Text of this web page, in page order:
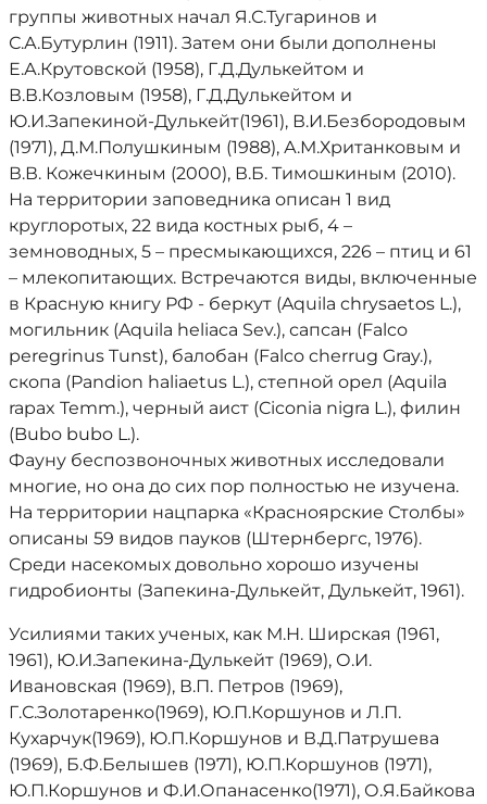
группы животных начал Я.С.Тугаринов и
С.А.Бутурлин (1911). Затем они были дополнены
Е.А.Крутовской (1958), Г.Д.Дулькейтом и
В.В.Козловым (1958), Г.Д.Дулькейтом и
Ю.И.Запекиной-Дулькейт(1961), В.И.Безбородовым
(1971), Д.М.Полушкиным (1988), А.М.Хританковым и
В.В. Кожечкиным (2000), В.Б. Тимошкиным (2010).
На территории заповедника описан 1 вид
круглоротых, 22 вида костных рыб, 4 –
земноводных, 5 – пресмыкающихся, 226 – птиц и 61
– млекопитающих. Встречаются виды, включенные
в Красную книгу РФ - беркут (Aquila chrysaetos L.),
могильник (Aquila heliaca Sev.), сапсан (Falco
peregrinus Tunst), балобан (Falco cherrug Gray.),
скопа (Pandion haliaetus L.), степной орел (Aquila
rapax Temm.), черный аист (Ciconia nigra L.), филин
(Bubo bubo L.).
Фауну беспозвоночных животных исследовали
многие, но она до сих пор полностью не изучена.
На территории нацпарка «Красноярские Столбы»
описаны 59 видов пауков (Штернбергс, 1976).
Среди насекомых довольно хорошо изучены
гидробионты (Запекина-Дулькейт, Дулькейт, 1961).
Усилиями таких ученых, как М.Н. Ширская (1961,
1961), Ю.И.Запекина-Дулькейт (1969), О.И.
Ивановская (1969), В.П. Петров (1969),
Г.С.Золотаренко(1969), Ю.П.Коршунов и Л.П.
Кухарчук(1969), Ю.П.Коршунов и В.Д.Патрушева
(1969), Б.Ф.Белышев (1971), Ю.П.Коршунов (1971),
Ю.П.Коршунов и Ф.И.Опанасенко(1971), О.Я.Байкова